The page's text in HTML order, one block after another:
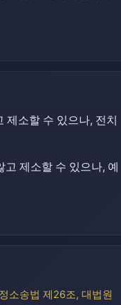
제소할 수 있으나, 전치
고 제소할 수 있으나, 예
소송법 제26조, 대법원